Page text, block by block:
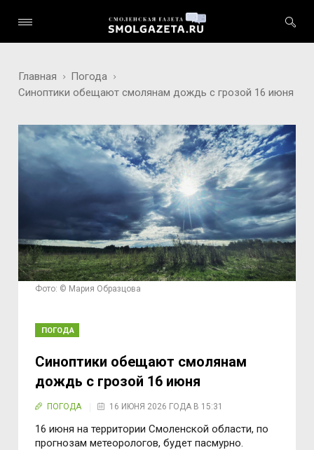
Главная
Погода
Синоптики обещают смолянам дождь с грозой 16 июня
Фото: © Мария Образцова
ПОГОДА
Синоптики обещают смолянам
дождь с грозой 16 июня
ПОГОДА 16 ИЮНЯ 2026 ГОДА В 15:31
16 июня на территории Смоленской области, по
прогнозам метеорологов, будет пасмурно.